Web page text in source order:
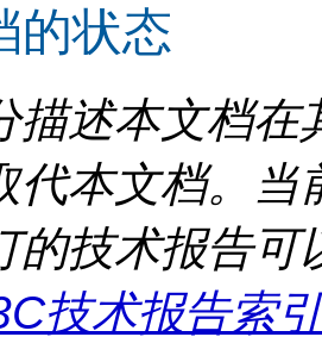
的状态
描述本文档在
代本文档。
的技术报告可
技术报告索引